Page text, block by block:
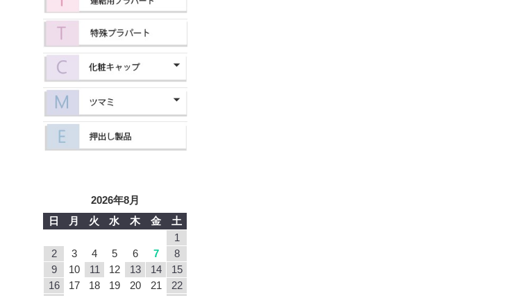
2026年8月
日
月 火 水 木 金
土
1
2
3 4 5 6 7
8
9
10 11 12 13 14
15
16
17 18 19 20 21
22